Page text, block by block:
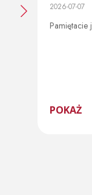
2026-07-07
Pamiętacie
POKAŻ